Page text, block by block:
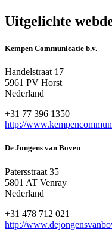
Uitgelichte
Kempen Communicatie b.v.
Handelstraat 17
5961 PV Horst
Nederland
+31 77 396 1350
http://
De Jongens van Boven
Patersstraat 35
5801 AT Venray
Nederland
+31 478 712 021
http://